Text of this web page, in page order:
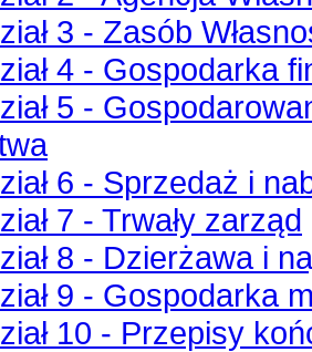
3 - Zasób
4 - Gospodarka
5 -
6 - Sprzedaż i
7 - Trwały zarząd
8 - Dzierżawa i
9 - Gospodarka
10 - Przepisy